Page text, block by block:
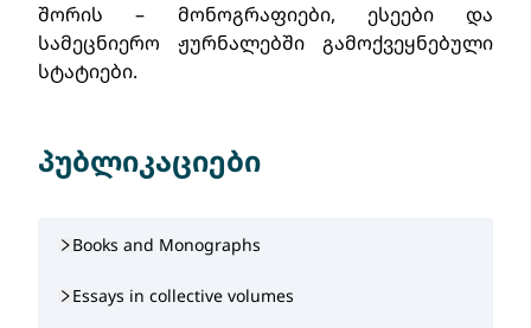
შორის – მონოგრაფიები, ესეები და
სამეცნიერო ჟურნალებში გამოქვეყნებული
სტატიები.
პუბლიკაციები
Books and Monographs
Essays in collective volumes